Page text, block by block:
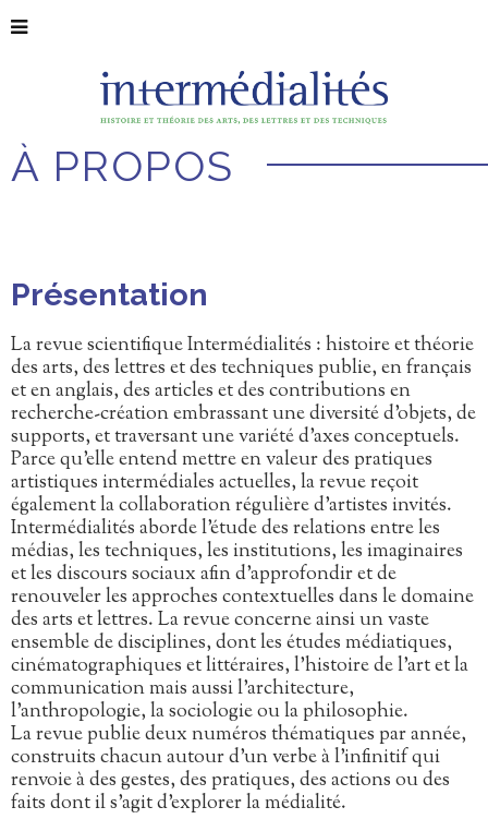
À PROPOS
Présentation
La revue scientifique Intermédialités : histoire et théorie
des arts, des lettres et des techniques publie, en français
et en anglais, des articles et des contributions en
recherche-création embrassant une diversité d’objets, de
supports, et traversant une variété d’axes conceptuels.
Parce qu’elle entend mettre en valeur des pratiques
artistiques intermédiales actuelles, la revue reçoit
également la collaboration régulière d’artistes invités.
Intermédialités aborde l’étude des relations entre les
médias, les techniques, les institutions, les imaginaires
et les discours sociaux afin d’approfondir et de
renouveler les approches contextuelles dans le domaine
des arts et lettres. La revue concerne ainsi un vaste
ensemble de disciplines, dont les études médiatiques,
cinématographiques et littéraires, l’histoire de l’art et la
communication mais aussi l’architecture,
l’anthropologie, la sociologie ou la philosophie.
La revue publie deux numéros thématiques par année,
construits chacun autour d’un verbe à l’infinitif qui
renvoie à des gestes, des pratiques, des actions ou des
faits dont il s’agit d’explorer la médialité.